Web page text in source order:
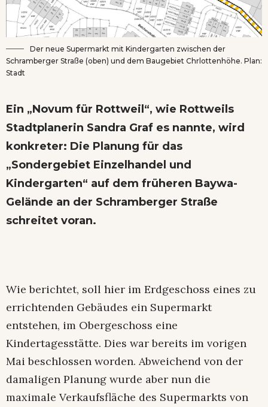
Der neue Supermarkt mit Kindergarten zwischen der
Schramberger Straße (oben) und dem Baugebiet Chrlottenhöhe. Plan:
Stadt
Ein „Novum für Rottweil“, wie Rottweils
Stadtplanerin Sandra Graf es nannte, wird
konkreter: Die Planung für das
„Sondergebiet Einzelhandel und
Kindergarten“ auf dem früheren Baywa-
Gelände an der Schramberger Straße
schreitet voran.
Wie berichtet, soll hier im Erdgeschoss eines zu
errichtenden Gebäudes ein Supermarkt
entstehen, im Obergeschoss eine
Kindertagesstätte. Dies war bereits im vorigen
Mai beschlossen worden. Abweichend von der
damaligen Planung wurde aber nun die
maximale Verkaufsfläche des Supermarkts von